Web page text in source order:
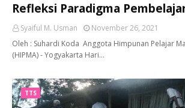
Refleksi Paradigma
Syaiful M. Usman
November 26, 2021
Oleh : Suhardi Koda Anggota Himpunan Pelajar
(HIPMA) - Yogyakarta Hari…
TTS